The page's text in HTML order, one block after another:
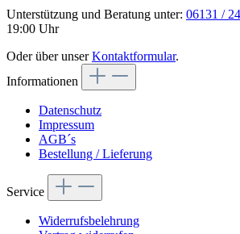
Unterstützung und Beratung unter: 06131 /
19:00 Uhr
Oder über unserKontaktformular.
Informationen
Datenschutz
Impressum
AGB´s
Bestellung / Lieferung
Service
Widerrufsbelehrung